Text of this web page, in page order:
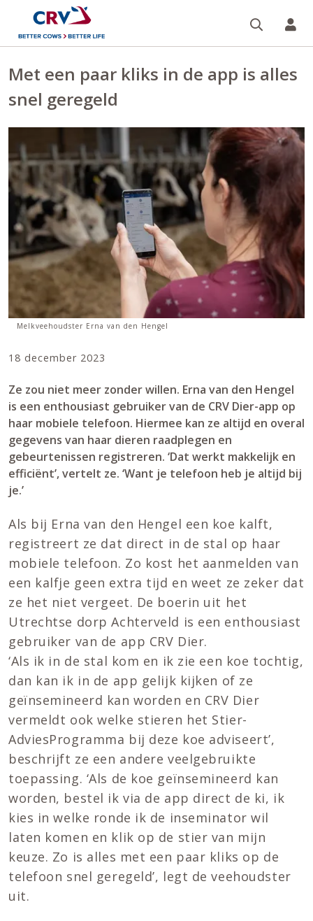
Met een paar kliks in de app is alles
snel geregeld
Melkveehoudster Erna van den Hengel
18 december 2023
Ze zou niet meer zonder willen. Erna van den Hengel
is een enthousiast gebruiker van de CRV Dier-app op
haar mobiele telefoon. Hiermee kan ze altijd en overal
gegevens van haar dieren raadplegen en
gebeurtenissen registreren. ‘Dat werkt makkelijk en
efficiënt’, vertelt ze. ‘Want je telefoon heb je altijd bij
je.’
Als bij Erna van den Hengel een koe kalft,
registreert ze dat direct in de stal op haar
mobiele telefoon. Zo kost het aanmelden van
een kalfje geen extra tijd en weet ze zeker dat
ze het niet vergeet. De boerin uit het
Utrechtse dorp Achterveld is een enthousiast
gebruiker van de app CRV Dier.
‘Als ik in de stal kom en ik zie een koe tochtig,
dan kan ik in de app gelijk kijken of ze
geïnsemineerd kan worden en CRV Dier
vermeldt ook welke stieren het Stier-
AdviesProgramma bij deze koe adviseert’,
beschrijft ze een andere veelgebruikte
toepassing. ‘Als de koe geïnsemineerd kan
worden, bestel ik via de app direct de ki, ik
kies in welke ronde ik de inseminator wil
laten komen en klik op de stier van mijn
keuze. Zo is alles met een paar kliks op de
telefoon snel geregeld’, legt de veehoudster
uit.